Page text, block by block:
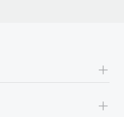
+
+